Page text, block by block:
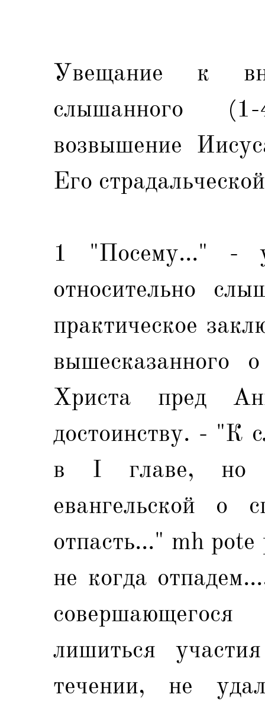
Увещание к
слышанного
возвышение
Его
1 "Посему..." -
относительно
практическое
вышесказанного
Христа пред
достоинству. - "К
в I главе, но
евангельской о
отпасть..." mh
не когда
лишиться
течении, не